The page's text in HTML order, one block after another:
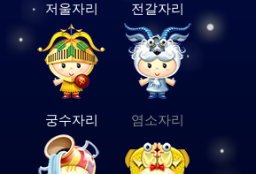
저울자리 전갈자리
궁수자리 염소자리